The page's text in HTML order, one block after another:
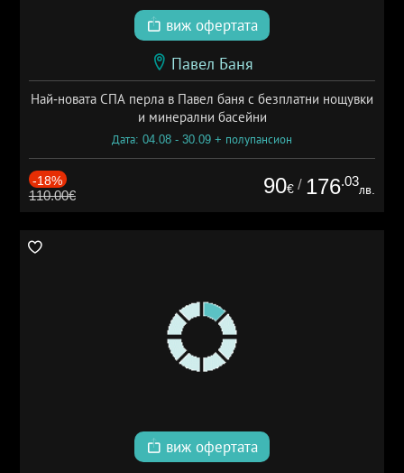
виж офертата
Павел Баня
Най-новата СПА перла в Павел баня с безплатни нощувки
и минерални басейни
Дата: 04.08 - 30.09 + полупансион
-18%
110.00€ 90€ / 176.03
лв.
виж офертата